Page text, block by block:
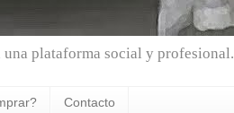
plataforma social y profesional.
Contacto